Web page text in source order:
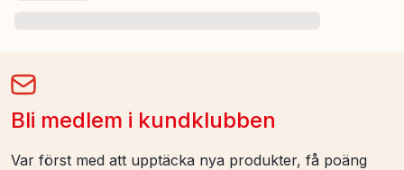
Bli medlem i kundklubben
Var först med att upptäcka nya produkter, få poäng